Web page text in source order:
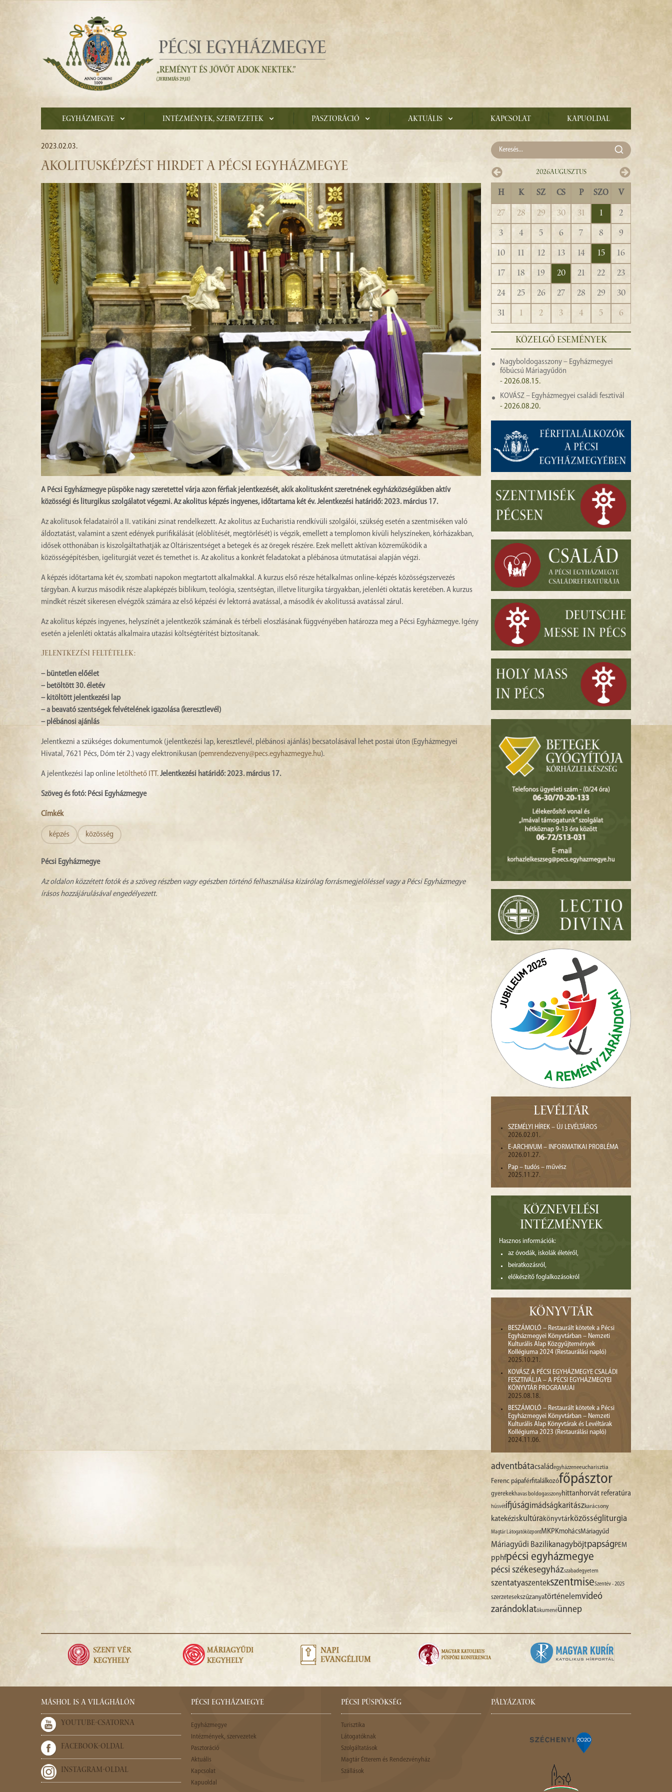
Egyházmegye Intézmények, szervezetek Pasztoráció Aktuális Kapcsolat Kapuoldal
2023.02.03.
AKOLITUSKÉPZÉST HIRDET A PÉCSI EGYHÁZMEGYE
A Pécsi Egyházmegye püspöke nagy szeretettel várja azon férfiak jelentkezését, akik akolitusként szeretnének egyházközségükben aktív
közösségi és liturgikus szolgálatot végezni. Az akolitus képzés ingyenes, időtartama két év. Jelentkezési határidő: 2023. március 17.
Az akolitusok feladatairól a II. vatikáni zsinat rendelkezett. Az akolitus az Eucharistia rendkívüli szolgálói, szükség esetén a szentmiséken való
áldoztatást, valamint a szent edények purifikálását (elöblítését, megtörlését) is végzik, emellett a templomon kívüli helyszíneken, kórházakban,
idősek otthonában is kiszolgáltathatják az Oltáriszentséget a betegek és az öregek részére. Ezek mellett aktívan közreműködik a
közösségépítésben, igeliturgiát vezet és temethet is. Az akolitus a konkrét feladatokat a plébánosa útmutatásai alapján végzi.
A képzés időtartama két év, szombati napokon megtartott alkalmakkal. A kurzus első része hétalkalmas online-képzés közösségszervezés
tárgyban. A kurzus második része alapképzés biblikum, teológia, szentségtan, illetve liturgika tárgyakban, jelenléti oktatás keretében. A kurzus
mindkét részét sikeresen elvégzők számára az első képzési év lektorrá avatással, a második év akolitussá avatással zárul.
Az akolitus képzés ingyenes, helyszínét a jelentkezők számának és térbeli eloszlásának függvényében határozza meg a Pécsi Egyházmegye. Igény
esetén a jelenléti oktatás alkalmaira utazási költségtérítést biztosítanak.
JELENTKEZÉSI FELTÉTELEK:
– büntetlen előélet
– betöltött 30. életév
– kitöltött jelentkezési lap
– a beavató szentségek felvételének igazolása (keresztlevél)
– plébánosi ajánlás
Jelentkezni a szükséges dokumentumok (jelentkezési lap, keresztlevél, plébánosi ajánlás) becsatolásával lehet postai úton (Egyházmegyei
Hivatal, 7621 Pécs, Dóm tér 2.) vagy elektronikusan (pemrendezveny@pecs.egyhazmegye.hu).
A jelentkezési lap online letölthető ITT.Jelentkezési határidő: 2023. március 17.
Szöveg és fotó: Pécsi Egyházmegye
Címkék
képzés közösség
Pécsi Egyházmegye
Az oldalon közzétett fotók és a szöveg részben vagy egészben történő felhasználása kizárólag forrásmegjelöléssel vagy a Pécsi Egyházmegye
írásos hozzájárulásával engedélyezett.
2026Augusztus
H K SZ CS P SZO V
27 28 29 30 31 1
2
3
4 5 6 7 8
9
10
11 12 13 14 15
16
17
18 19 20 21 22
23
24
25 26 27 28 29
30
31
1 2 3 4 5 6
KÖZELGŐ ESEMÉNYEK
Nagyboldogasszony – Egyházmegyei
főbúcsú Máriagyűdön
- 2026.08.15.
KOVÁSZ – Egyházmegyei családi fesztivál
- 2026.08.20.
LEVÉLTÁR
SZEMÉLYI HÍREK – ÚJ LEVÉLTÁROS
2026.02.01.
E-ARCHIVUM – INFORMATIKAI PROBLÉMA
2026.01.27.
Pap – tudós – művész
2025.11.27.
KÖZNEVELÉSI
INTÉZMÉNYEK
Hasznos információk:
az óvodák, iskolák életéről,
beiratkozásról,
előkészítő foglalkozásokról
KÖNYVTÁR
BESZÁMOLÓ – Restaurált kötetek a Pécsi
Egyházmegyei Könyvtárban – Nemzeti
Kulturális Alap Közgyűjtemények
Kollégiuma 2024 (Restaurálási napló)
2025.10.21.
KOVÁSZ A PÉCSI EGYHÁZMEGYE CSALÁDI
FESZTIVÁLJA – A PÉCSI EGYHÁZMEGYEI
KÖNYVTÁR PROGRAMJAI
2025.08.18.
BESZÁMOLÓ – Restaurált kötetek a Pécsi
Egyházmegyei Könyvtárban – Nemzeti
Kulturális Alap Könyvtárak és Levéltárak
Kollégiuma 2023 (Restaurálási napló)
2024.11.06.
adventbátacsaládegyházzeneeucharisztia
Ferenc pápaférfitalálkozófőpásztor
gyerekekhavas boldogasszonyhittanhorvát referatúra
húsvétifjúságimádságkaritászkarácsony
katekéziskultúra könyvtárközösségliturgia
Magtár LátogatóközpontMKPKmohácsMáriagyűd
Máriagyűdi Bazilikanagyböjtpapság PEM
pphfpécsi egyházmegye
pécsi székesegyházszabadegyetem
szentatyaszentekszentmiseSzentév - 2025
szerzetesekszűzanyatörténelemvideó
zarándoklatökumenéünnep
MÁSHOL IS A VILÁGHÁLÓN
YOUTUBE-CSATORNA
FACEBOOK-OLDAL
INSTAGRAM-OLDAL
PÉCSI EGYHÁZMEGYE
Egyházmegye
Intézmények, szervezetek
Pasztoráció
Aktuális
Kapcsolat
Kapuoldal
PÉCSI PÜSPÖKSÉG
Turisztika
Látogatóknak
Szolgáltatások
Magtár Étterem és Rendezvényház
Szállások
PÁLYÁZATOK